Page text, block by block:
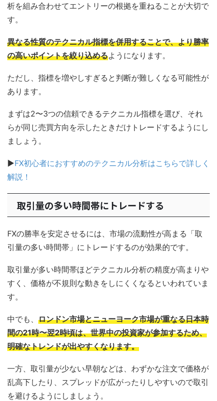
析を組み合わせてエントリーの根拠を重ねることが大切で
す。
異なる性質のテクニカル指標を併用することで、より勝率
の高いポイントを絞り込めるようになります。
ただし、指標を増やしすぎると判断が難しくなる可能性が
あります。
まずは2〜3つの信頼できるテクニカル指標を選び、それ
らが同じ売買方向を示したときだけトレードするようにし
ましょう。
▶FX初心者におすすめのテクニカル分析はこちらで詳しく
解説！
取引量の多い時間帯にトレードする
FXの勝率を安定させるには、市場の流動性が高まる「取
引量の多い時間帯」にトレードするのが効果的です。
取引量が多い時間帯ほどテクニカル分析の精度が高まりや
すく、価格が不規則な動きをしにくくなるといわれていま
す。
中でも、 ロンドン市場とニューヨーク市場が重なる日本時
間の21時〜翌2時頃は、世界中の投資家が参加するため、
明確なトレンドが出やすくなります。
一方、取引量が少ない早朝などは、わずかな注文で価格が
乱高下したり、スプレッドが広がったりしやすいので取引
を避けるようにしましょう。